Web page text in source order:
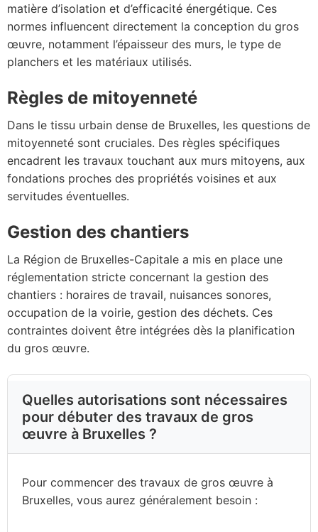
matière d’isolation et d’efficacité énergétique. Ces
normes influencent directement la conception du gros
œuvre, notamment l’épaisseur des murs, le type de
planchers et les matériaux utilisés.
Règles de mitoyenneté
Dans le tissu urbain dense de Bruxelles, les questions de
mitoyenneté sont cruciales. Des règles spécifiques
encadrent les travaux touchant aux murs mitoyens, aux
fondations proches des propriétés voisines et aux
servitudes éventuelles.
Gestion des chantiers
La Région de Bruxelles-Capitale a mis en place une
réglementation stricte concernant la gestion des
chantiers : horaires de travail, nuisances sonores,
occupation de la voirie, gestion des déchets. Ces
contraintes doivent être intégrées dès la planification
du gros œuvre.
Quelles autorisations sont nécessaires
pour débuter des travaux de gros
œuvre à Bruxelles ?
Pour commencer des travaux de gros œuvre à
Bruxelles, vous aurez généralement besoin :